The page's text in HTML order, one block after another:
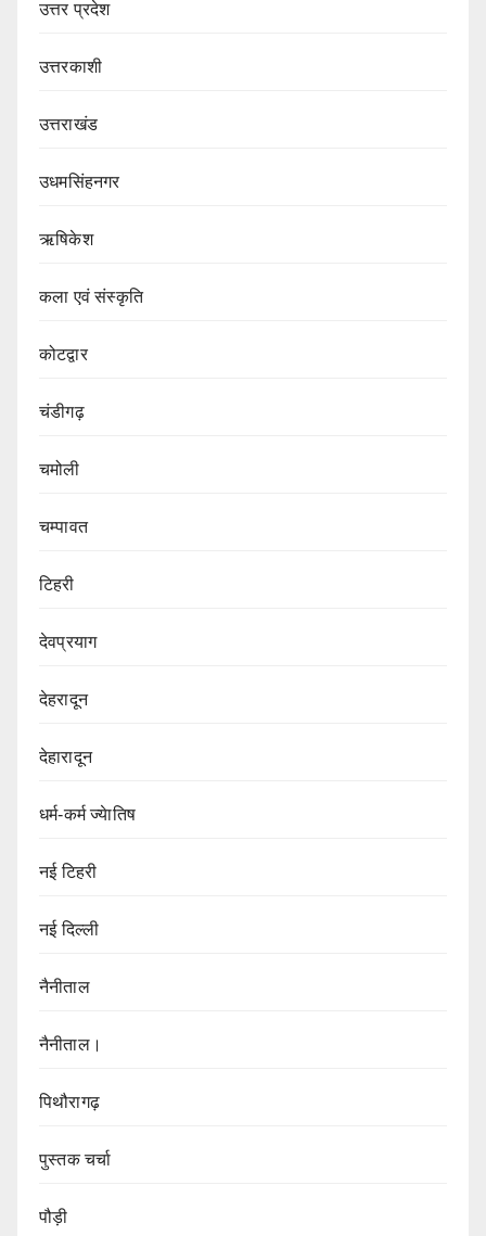
उत्तर प्रदेश
उत्तरकाशी
उत्तराखंड
उधमसिंहनगर
ऋषिकेश
कला एवं संस्कृति
कोटद्वार
चंडीगढ़
चमोली
चम्पावत
टिहरी
देवप्रयाग
देहरादून
देहारादून
धर्म-कर्म ज्येातिष
नई टिहरी
नई दिल्ली
नैनीताल
नैनीताल।
पिथौरागढ़
पुस्तक चर्चा
पौड़ी